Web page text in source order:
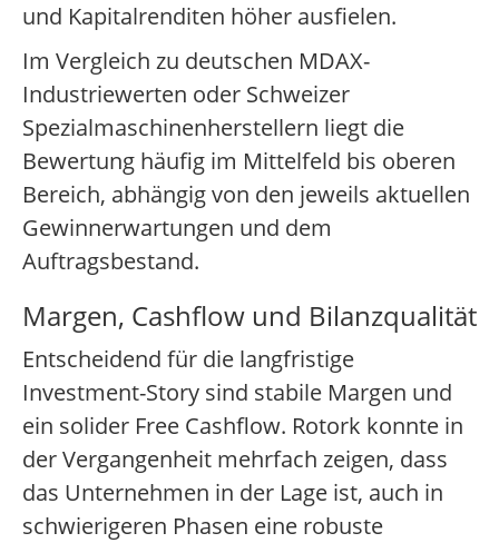
und Kapitalrenditen höher ausfielen.
Im Vergleich zu deutschen MDAX-
Industriewerten oder Schweizer
Spezialmaschinenherstellern liegt die
Bewertung häufig im Mittelfeld bis oberen
Bereich, abhängig von den jeweils aktuellen
Gewinnerwartungen und dem
Auftragsbestand.
Margen, Cashflow und Bilanzqualität
Entscheidend für die langfristige
Investment-Story sind stabile Margen und
ein solider Free Cashflow. Rotork konnte in
der Vergangenheit mehrfach zeigen, dass
das Unternehmen in der Lage ist, auch in
schwierigeren Phasen eine robuste